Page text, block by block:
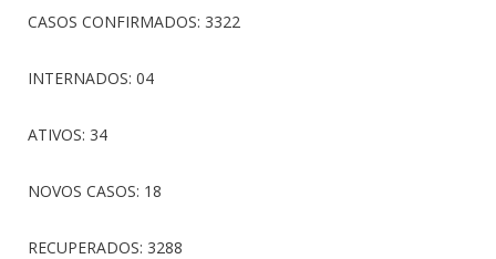
CASOS CONFIRMADOS: 3322
INTERNADOS: 04
ATIVOS: 34
NOVOS CASOS: 18
RECUPERADOS: 3288